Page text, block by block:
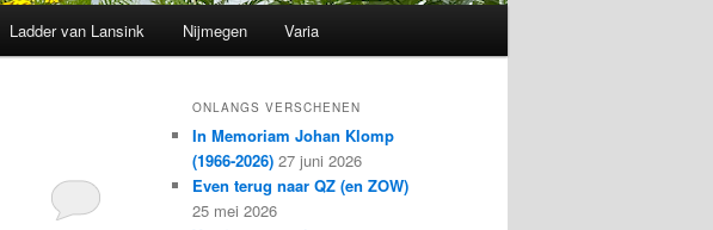
Ladder van Lansink Nijmegen Varia
ONLANGS VERSCHENEN
In Memoriam Johan Klomp
(1966-2026) 27 juni 2026
Even terug naar QZ (en ZOW)
25 mei 2026